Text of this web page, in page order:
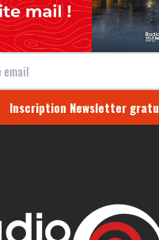
Inscription Newsletter